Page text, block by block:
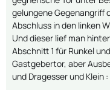
gelungene Gegenangriff
Abschluss in den linken
Und dieser lief man
Abschnitt 1 für Runkel
Gastgebertor, aber
und Dragesser und Klein